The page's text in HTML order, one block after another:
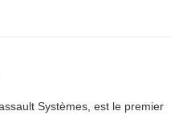
Systèmes, est le premier